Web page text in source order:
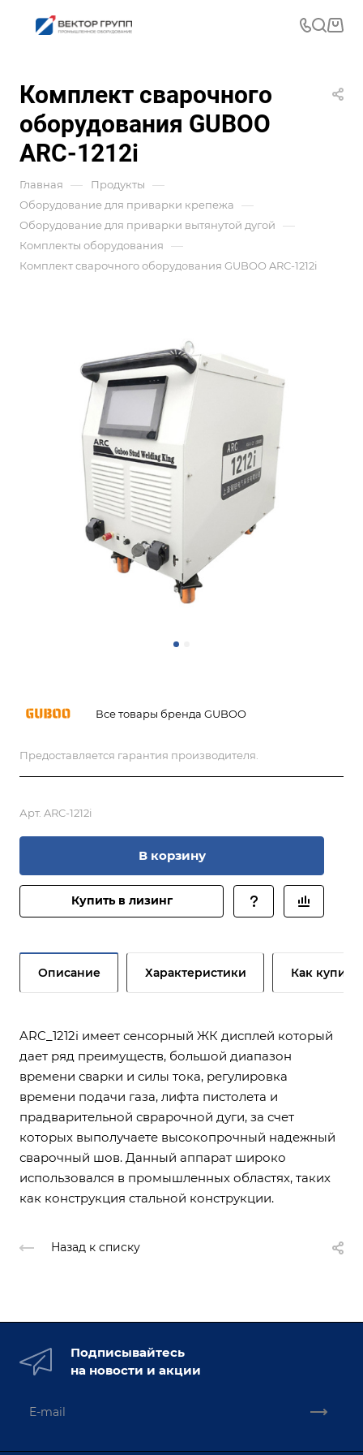
Комплект сварочного
оборудования GUBOO
ARC-1212i
Главная — Продукты —
Оборудование для приварки крепежа —
Оборудование для приварки вытянутой дугой —
Комплекты оборудования —
Комплект сварочного оборудования GUBOO ARC-1212i
Все товары бренда GUBOO
Предоставляется гарантия производителя.
Арт. ARC-1212i
В корзину
Купить в лизинг
Описание Характеристики Как купить
ARC_1212i имеет сенсорный ЖК дисплей который
дает ряд преимуществ, большой диапазон
времени сварки и силы тока, регулировка
времени подачи газа, лифта пистолета и
прадварительной сврарочной дуги, за счет
которых выполучаете высокопрочный надежный
сварочный шов. Данный аппарат широко
использовался в промышленных областях, таких
как конструкция стальной конструкции.
Назад к списку
Подписывайтесь
на новости и акции